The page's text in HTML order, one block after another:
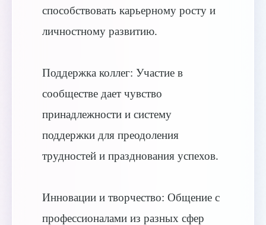
способствовать карьерному росту и
личностному развитию.
Поддержка коллег: Участие в
сообществе дает чувство
принадлежности и систему
поддержки для преодоления
трудностей и празднования успехов.
Инновации и творчество: Общение с
профессионалами из разных сфер